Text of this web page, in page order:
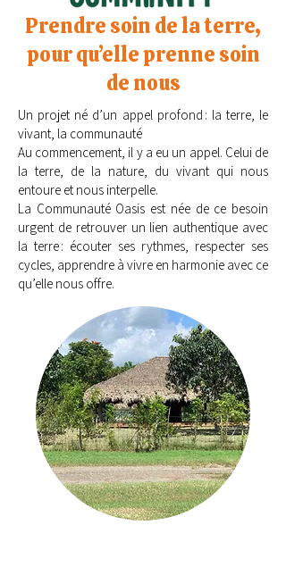
Prendre soin de la terre,
pour qu’elle prenne soin
de nous
Un projet né d’un appel profond : la terre, le
vivant, la communauté
Au commencement, il y a eu un appel. Celui de
la terre, de la nature, du vivant qui nous
entoure et nous interpelle.
La Communauté Oasis est née de ce besoin
urgent de retrouver un lien authentique avec
la terre : écouter ses rythmes, respecter ses
cycles, apprendre à vivre en harmonie avec ce
qu’elle nous offre.